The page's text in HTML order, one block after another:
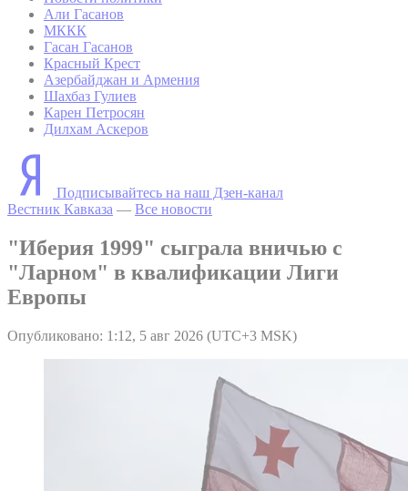
Али Гасанов
МККК
Гасан Гасанов
Красный Крест
Азербайджан и Армения
Шахбаз Гулиев
Карен Петросян
Дилхам Аскеров
Подписывайтесь на наш Дзен-канал
Вестник Кавказа — Все новости
"Иберия 1999" сыграла вничью с
"Ларном" в квалификации Лиги
Европы
Опубликовано: 1:12, 5 авг 2026 (UTC+3 MSK)